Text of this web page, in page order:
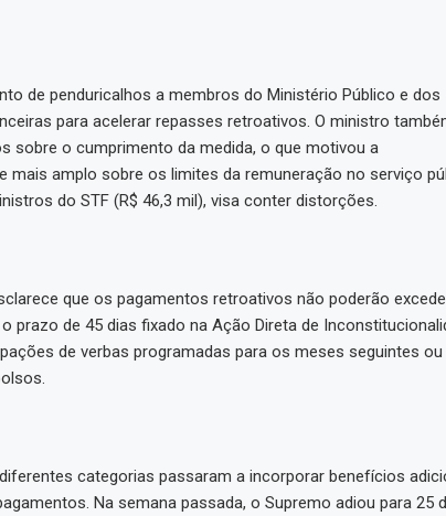
de penduricalhos a membros do Ministério Público e dos
para acelerar repasses retroativos. O ministro
sobre o cumprimento da medida, o que motivou a
mais amplo sobre os limites da remuneração no serviço
do STF (R$ 46,3 mil), visa conter distorções.
que os pagamentos retroativos não poderão
prazo de 45 dias fixado na Ação Direta de
de verbas programadas para os meses seguintes ou
categorias passaram a incorporar benefícios
Na semana passada, o Supremo adiou para 25